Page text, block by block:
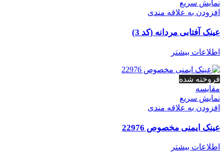
نمایش سریع
افزودن به علاقه مندی
عینک آفتابی مردانه (کد 3)
اطلاعات بیشتر
فروخته شده
مقايسه
نمایش سریع
افزودن به علاقه مندی
عینک ایمنی مخصوص 22976
اطلاعات بیشتر